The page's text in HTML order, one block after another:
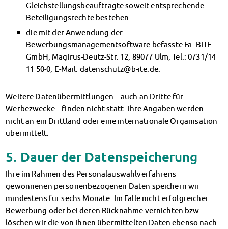
Gleichstellungsbeauftragte soweit entsprechende
Beteiligungsrechte bestehen
die mit der Anwendung der
Bewerbungsmanagementsoftware befasste Fa. BITE
GmbH, Magirus-Deutz-Str. 12, 89077 Ulm, Tel.: 0731/14
11 50-0, E-Mail: datenschutz@b-ite.de.
Weitere Datenübermittlungen – auch an Dritte für
Werbezwecke – finden nicht statt. Ihre Angaben werden
nicht an ein Drittland oder eine internationale Organisation
übermittelt.
5. Dauer der Datenspeicherung
Ihre im Rahmen des Personalauswahlverfahrens
gewonnenen personenbezogenen Daten speichern wir
mindestens für sechs Monate. Im Falle nicht erfolgreicher
Bewerbung oder bei deren Rücknahme vernichten bzw.
löschen wir die von Ihnen übermittelten Daten ebenso nach